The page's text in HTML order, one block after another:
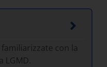
con la
LGMD.